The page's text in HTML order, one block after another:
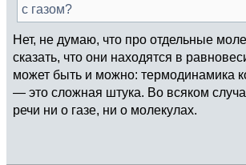
с газом?
Нет, не думаю, что про отдельные
сказать, что они находятся в
может быть и можно: термодинамика
— это сложная штука. Во всяком
речи ни о газе, ни о молекулах.